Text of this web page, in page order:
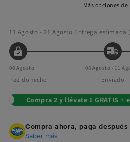
Más opciones de
11 Agosto - 21 Agosto Entrega estimada
06 Agosto
Pedido hecho
08 Agosto - 11
Enviado
Compra 2 y llévate 1 GRATIS +
Compra ahora, paga después
Saber más